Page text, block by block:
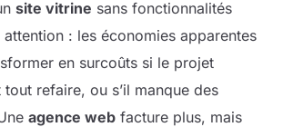
site vitrine sans fonctionnalités
attention : les économies apparentes
en surcoûts si le projet
tout refaire, ou s’il manque des
agence web facture plus, mais